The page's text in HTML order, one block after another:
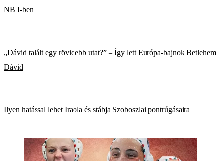
NB I-ben
„Dávid talált egy rövidebb utat?” – Így lett Európa-bajnok Betlehem
Dávid
Ilyen hatással lehet Iraola és stábja Szoboszlai pontrúgásaira